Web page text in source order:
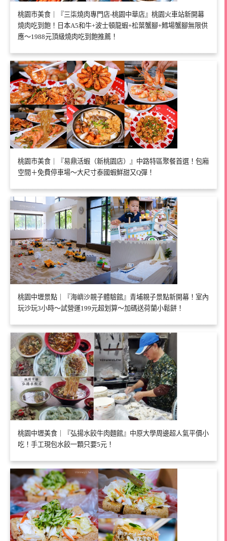
桃園市美食｜『三柒燒肉專門店-桃園中華店』桃園火車站新開幕
燒肉吃到飽！日本A5和牛+波士頓龍蝦+松葉蟹腳+鱈場蟹腳無限供
應～1988元頂級燒肉吃到飽推薦！
桃園市美食｜『易鼎活蝦（新桃園店）』中路特區聚餐首選！包廂
空間＋免費停車場～大尺寸泰國蝦鮮甜又Q彈！
桃園中壢景點｜『海嶼沙親子體驗館』青埔親子景點新開幕！室內
玩沙玩3小時～試營運199元超划算～加碼送荷蘭小鬆餅！
桃園中壢美食｜『弘揚水餃牛肉麵館』中原大學周邊超人氣平價小
吃！手工現包水餃一顆只要5元！